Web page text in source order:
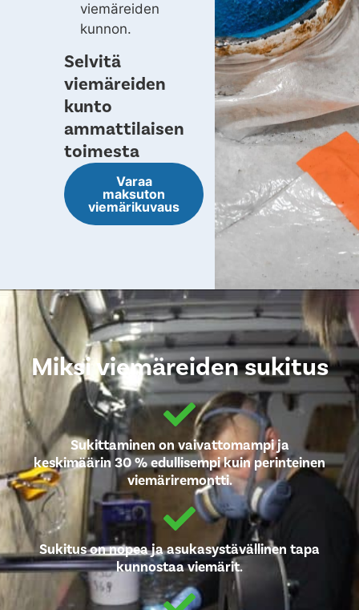
viemäreiden
kunnon.
Selvitä
viemäreiden
kunto
ammattilaisen
toimesta
Varaa
maksuton
viemärikuvaus
Miksi viemäreiden sukitus
Sukittaminen on vaivattomampi ja
keskimäärin 30 % edullisempi kuin perinteinen
viemäriremontti.
Sukitus on nopea ja asukasystävällinen tapa
kunnostaa viemärit.